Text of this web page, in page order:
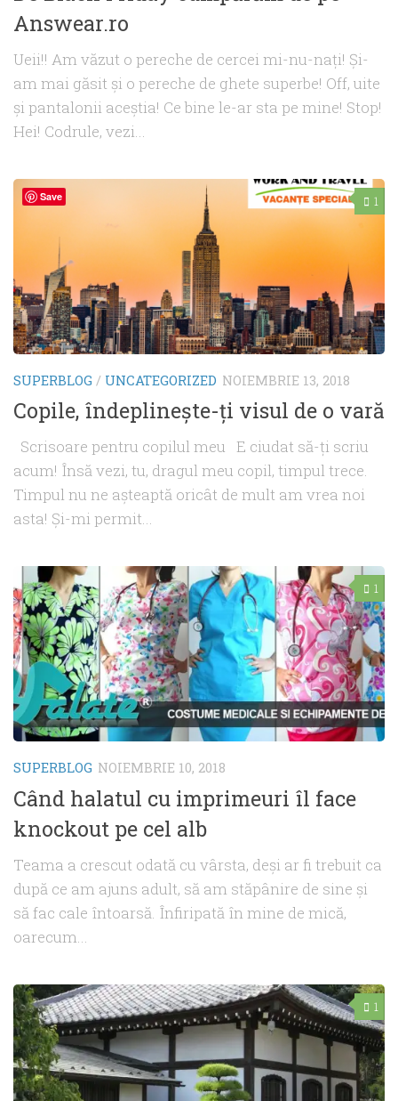
Answear.ro
Ueii!! Am văzut o pereche de cercei mi-nu-naţi! Şi-
am mai găsit şi o pereche de ghete superbe! Off, uite
şi pantalonii aceştia! Ce bine le-ar sta pe mine! Stop!
Hei! Codrule, vezi...
1
SUPERBLOG / UNCATEGORIZED NOIEMBRIE 13, 2018
Copile, îndeplineşte-ţi visul de o vară
Scrisoare pentru copilul meu E ciudat să-ţi scriu
acum! Însă vezi, tu, dragul meu copil, timpul trece.
Timpul nu ne aşteaptă oricât de mult am vrea noi
asta! Şi-mi permit...
1
SUPERBLOG NOIEMBRIE 10, 2018
Când halatul cu imprimeuri îl face
knockout pe cel alb
Teama a crescut odată cu vârsta, deşi ar fi trebuit ca
după ce am ajuns adult, să am stăpânire de sine şi
să fac cale întoarsă. Înfiripată în mine de mică,
oarecum...
1
Save